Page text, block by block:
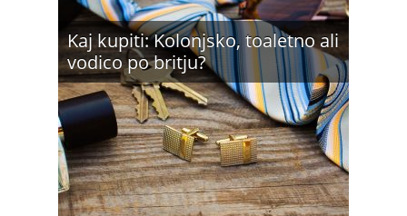
Kaj kupiti: Kolonjsko, toaletno ali
vodico po britju?